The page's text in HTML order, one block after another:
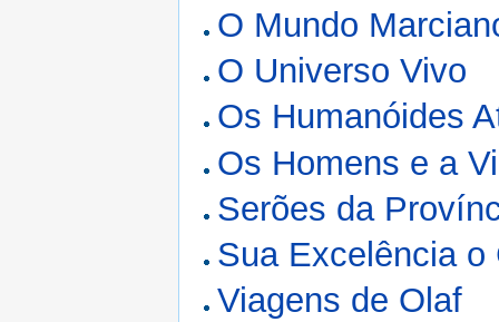
O Mundo
O Universo Vivo
Os Humanóides
Os Homens e a
Serões da
Sua Excelência o
Viagens de Olaf